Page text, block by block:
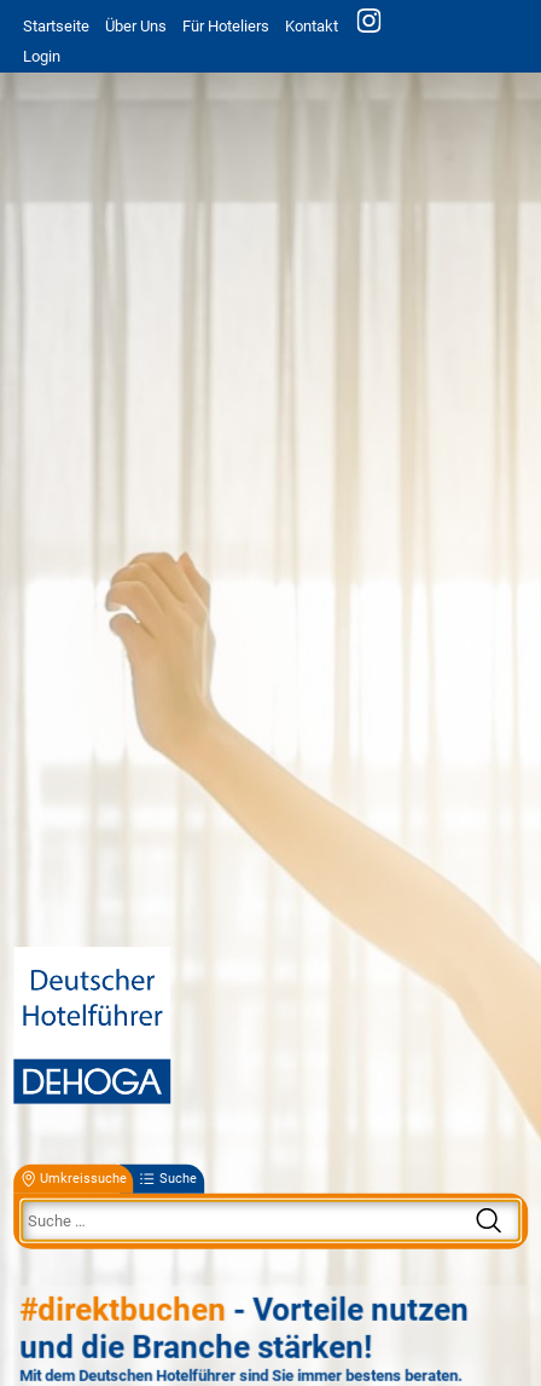
Startseite Über Uns Für Hoteliers
Kontakt
Login
Umkreissuche Suche
#direktbuchen - Vorteile nutzen
und die Branche stärken!
Mit dem Deutschen Hotelführer sind Sie immer bestens beraten.